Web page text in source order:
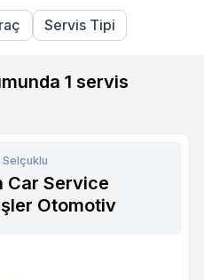
Servis Tipi
1 servis
Selçuklu
Car Service
Otomotiv